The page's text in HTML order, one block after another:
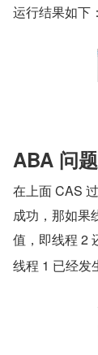
运行结果如下：
ABA 问
在上面 CAS
成功，那如果
值，即线程 2
线程 1 已经发